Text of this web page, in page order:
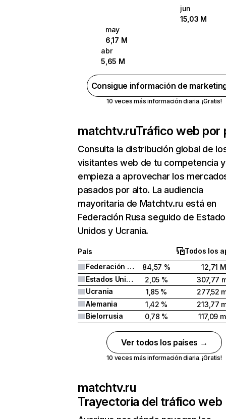
jun
15,03 M
may
6,17 M
abr
5,65 M
Consigue información de
10 veces más información diaria. ¡Gratis!
matchtv.ruTráfico web por
Consulta la distribución global de
visitantes web de tu competencia y
empieza a aprovechar los
pasados por alto. La audiencia
mayoritaria de Matchtv.ru está en
Federación Rusa seguido de
Unidos y Ucrania.
País
Todos los
Federación Rusa
84,57 %
12,71 M
Estados Unidos
2,05 %
307,77
Ucrania
1,85 %
277,52
Alemania
1,42 %
213,77
Bielorrusia
0,78 % 117,09
Ver todos los países →
10 veces más información diaria. ¡Gratis!
matchtv.ru
Trayectoria del tráfico web